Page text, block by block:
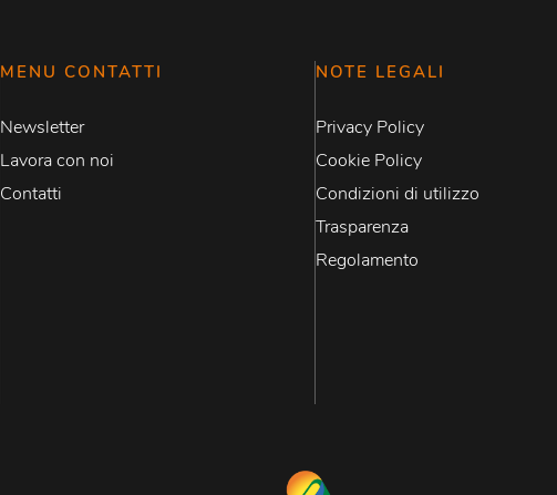
MENU CONTATTI
Newsletter
Lavora con noi
Contatti
NOTE LEGALI
Privacy Policy
Cookie Policy
Condizioni di utilizzo
Trasparenza
Regolamento